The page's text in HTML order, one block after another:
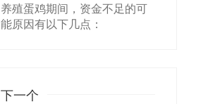
养殖蛋鸡期间，资金不足的可
能原因有以下几点：
下一个